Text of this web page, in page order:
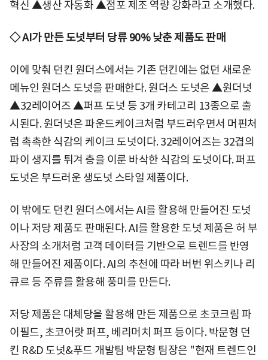
혁신 ▲생산 자동화 ▲점포 제조 역량 강화라고 소개했다.
◇ AI가 만든 도넛부터 당류 90% 낮춘 제품도 판매
이에 맞춰 던킨 원더스에서는 기존 던킨에는 없던 새로운
메뉴인 원더스 도넛을 판매한다. 원더스 도넛은 ▲원더넛
▲32레이어즈 ▲퍼프 도넛 등 3개 카테고리 13종으로 출
시된다. 원더넛은 파운드케이크처럼 부드러우면서 머핀처
럼 촉촉한 식감의 케이크 도넛이다. 32레이어즈는 32겹의
파이 생지를 튀겨 층을 이룬 바삭한 식감의 도넛이다. 퍼프
도넛은 부드러운 생도넛 스타일 제품이다.
이 밖에도 던킨 원더스에서는 AI를 활용해 만들어진 도넛
이나 저당 제품도 판매된다. AI를 활용한 도넛 제품은 허 부
사장의 소개처럼 고객 데이터를 기반으로 트렌드를 반영
해 만들어진 제품이다. AI의 추천에 따라 버번 위스키나 리
큐르 등 주류를 활용해 풍미를 만든다.
저당 제품은 대체당을 활용해 만든 제품으로 초코크림 파
이필드, 초코어랏 퍼프, 베리머치 퍼프 등이다. 박문형 던
킨 R&D 도넛&푸드 개발팀 박문형 팀장은 "현재 트렌드인